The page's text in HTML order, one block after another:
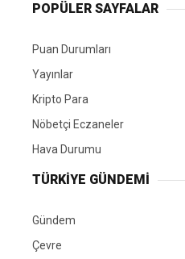
POPÜLER SAYFALAR
Puan Durumları
Yayınlar
Kripto Para
Nöbetçi Eczaneler
Hava Durumu
TÜRKIYE GÜNDEMI
Gündem
Çevre